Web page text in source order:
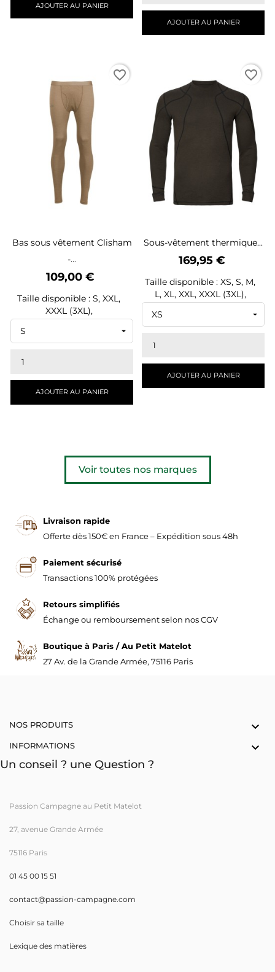
AJOUTER AU PANIER
AJOUTER AU PANIER
Bas sous vêtement Clisham
-...
Prix
109,00 €
Taille disponible : S, XXL,
XXXL (3XL),
AJOUTER AU PANIER
favorite_border
Sous-vêtement thermique...
Prix
169,95 €
Taille disponible : XS, S, M,
L, XL, XXL, XXXL (3XL),
AJOUTER AU PANIER
favorite_border
Voir toutes nos marques
Livraison rapide
Offerte dès 150€ en France – Expédition sous 48h
Paiement sécurisé
Transactions 100% protégées
Retours simplifiés
Échange ou remboursement selon nos CGV
Boutique à Paris / Au Petit Matelot
27 Av. de la Grande Armée, 75116 Paris
NOS PRODUITS 
INFORMATIONS 
Un conseil ? une Question ?
Passion Campagne au Petit Matelot
27, avenue Grande Armée
75116 Paris
01 45 00 15 51
contact@passion-campagne.com
Choisir sa taille
Lexique des matières